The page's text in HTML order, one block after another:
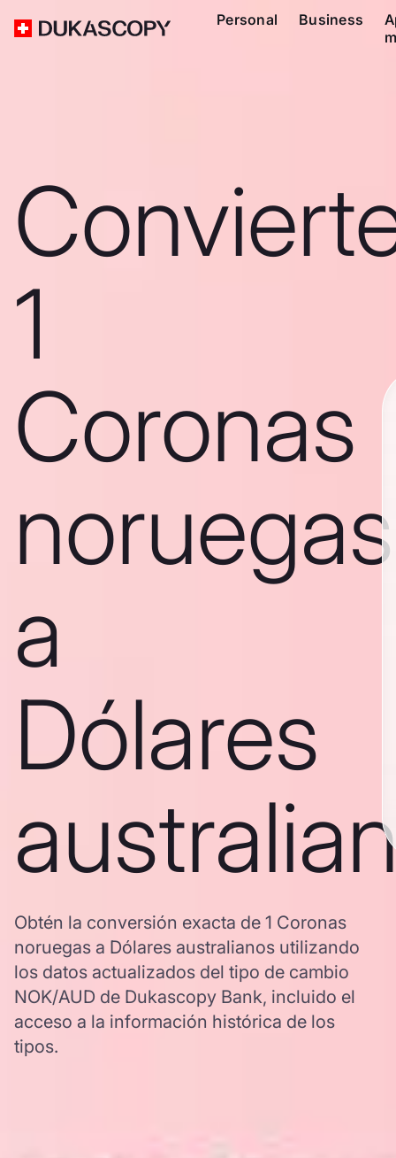
Personal Business
1
Coronas
noruegas
a
Dólares
Obtén la conversión exacta de 1 Coronas
noruegas a Dólares australianos utilizando
los datos actualizados del tipo de cambio
NOK/AUD de Dukascopy Bank, incluido el
acceso a la información histórica de los
tipos.